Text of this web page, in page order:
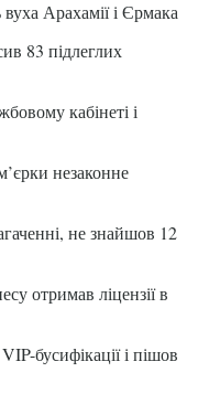
Арахамії і Єрмака
83 підлеглих
кабінеті і
незаконне
не знайшов 12
отримав ліцензії в
бусифікації і пішов